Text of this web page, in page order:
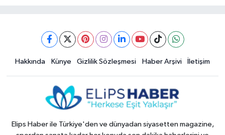
Hakkında Künye Gizlilik Sözleşmesi Haber Arşivi İletişim
Elips Haber ile Türkiye'den ve dünyadan siyasetten magazine,